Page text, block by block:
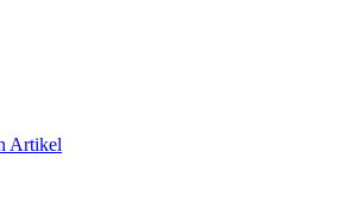
Artikel